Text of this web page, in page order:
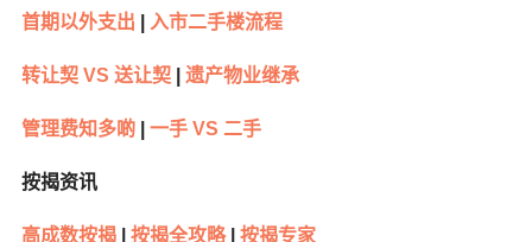
首期以外支出 入市二手楼流程
转让契 VS 送让契| 遗产物业继承
管理费知多啲| 一手 VS 二手
按揭资讯
高成数按揭| 按揭全攻略| 按揭专家